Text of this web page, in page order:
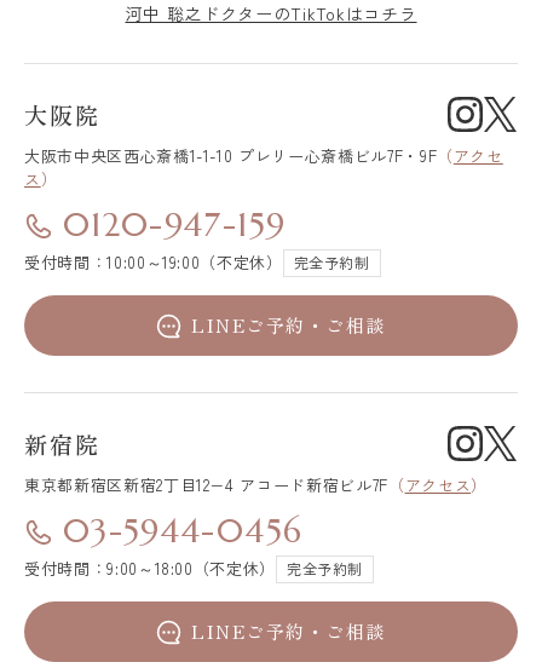
河中 聡之ドクターのTikTokはコチラ
大阪院
大阪市中央区西心斎橋1-1-10 プレリー心斎橋ビル7F・9F （アクセ
ス ）
0120-947-159
受付時間：10:00～19:00（不定休） 完全予約制
LINEご予約・ご相談
新宿院
東京都新宿区新宿2丁目12−4 アコード新宿ビル7F （アクセス）
03-5944-0456
受付時間：9:00～18:00（不定休） 完全予約制
LINEご予約・ご相談